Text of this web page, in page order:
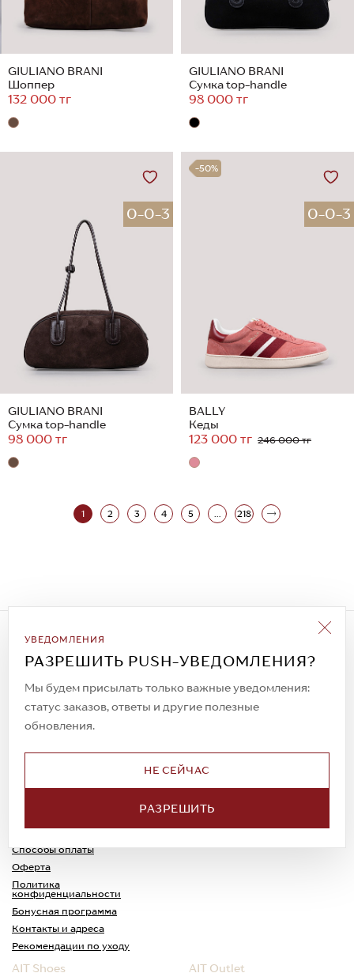
GIULIANO BRANI
Шоппер
132 000 тг
GIULIANO BRANI
Сумка top-handle
98 000 тг
0-0-3
GIULIANO BRANI
Сумка top-handle
98 000 тг
-50%
0-0-3
BALLY
Кеды
123 000 тг 246 000 тг
1 2 3 4 5 ... 218
УВЕДОМЛЕНИЯ
РАЗРЕШИТЬ PUSH-УВЕДОМЛЕНИЯ?
Мы будем присылать только важные уведомления:
статус заказов, ответы и другие полезные
обновления.
НЕ СЕЙЧАС
РАЗРЕШИТЬ
Подписаться на рассылку
Всегда будьте в курсе новых акций и
спецпредложений!
© 2023. AIT Shoes
Все права защищены
Доставка
Способы оплаты
Оферта
Политика
конфиденциальности
Обмен и возврат
Каспи-Ред
Бонусная программа
Контакты и адреса
Рекомендации по уходу
AIT Shoes AIT Outlet